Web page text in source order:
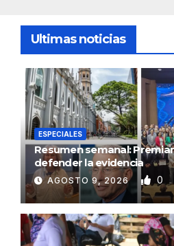
Ultimas noticias
ESPECIALES
Resumen semanal:
defender la evidencia
AGOSTO 9, 2026 0